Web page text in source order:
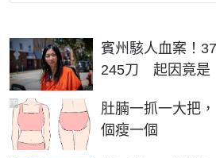
賓州駭人血案！
245刀 起因竟是
肚腩一抓一大把
個瘦一個
PR